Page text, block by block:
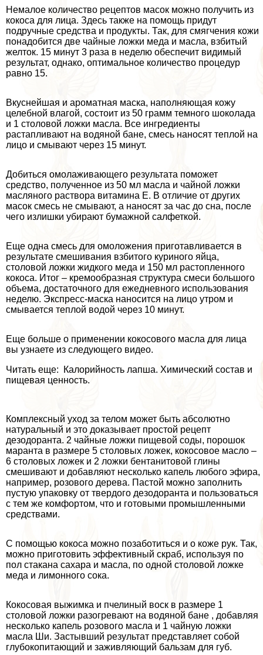
Немалое количество рецептов масок можно получить из
кокоса для лица. Здесь также на помощь придут
подручные средства и продукты. Так, для смягчения кожи
понадобится две чайные ложки меда и масла, взбитый
желток. 15 минут 3 раза в неделю обеспечит видимый
результат, однако, оптимальное количество процедур
равно 15.
Вкуснейшая и ароматная маска, наполняющая кожу
целебной влагой, состоит из 50 грамм темного шоколада
и 1 столовой ложки масла. Все ингредиенты
растапливают на водяной бане, смесь наносят теплой на
лицо и смывают через 15 минут.
Добиться омолаживающего результата поможет
средство, полученное из 50 мл масла и чайной ложки
масляного раствора витамина E. В отличие от других
масок смесь не смывают, а наносят за час до сна, после
чего излишки убирают бумажной салфеткой.
Еще одна смесь для омоложения приготавливается в
результате смешивания взбитого куриного яйца,
столовой ложки жидкого меда и 150 мл растопленного
кокоса. Итог – кремообразная структура смеси большого
объема, достаточного для ежедневного использования
неделю. Экспресс-маска наносится на лицо утром и
смывается теплой водой через 10 минут.
Еще больше о применении кокосового масла для лица
вы узнаете из следующего видео.
Читать еще: Калорийность лапша. Химический состав и
пищевая ценность.
Комплексный уход за телом может быть абсолютно
натуральный и это доказывает простой рецепт
дезодоранта. 2 чайные ложки пищевой соды, порошок
маранта в размере 5 столовых ложек, кокосовое масло –
6 столовых ложек и 2 ложки бентанитовой глины
смешивают и добавляют несколько капель любого эфира,
например, розового дерева. Пастой можно заполнить
пустую упаковку от твердого дезодоранта и пользоваться
с тем же комфортом, что и готовыми промышленными
средствами.
С помощью кокоса можно позаботиться и о коже рук. Так,
можно приготовить эффективный скраб, используя по
пол стакана сахара и масла, по одной столовой ложке
меда и лимонного сока.
Кокосовая выжимка и пчелиный воск в размере 1
столовой ложки разогревают на водяной бане , добавляя
несколько капель розового масла и 1 чайную ложки
масла Ши. Застывший результат представляет собой
глубокопитающий и заживляющий бальзам для губ.